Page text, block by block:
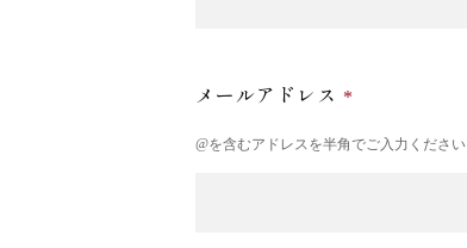
メールアドレス
@を含むアドレスを半角でご入力ください